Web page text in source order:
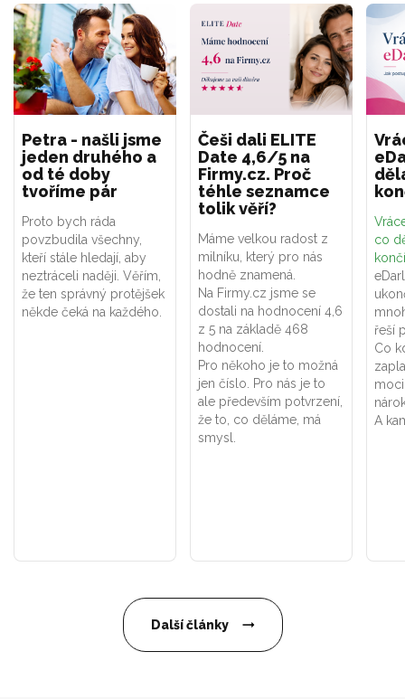
Petra - našli jsme
jeden druhého a
od té doby
tvoříme pár
Proto bych ráda
povzbudila všechny,
kteří stále hledají, aby
neztráceli naději. Věřím,
že ten správný protějšek
někde čeká na každého.
Češi dali ELITE
Date 4,6/5 na
Firmy.cz. Proč
téhle seznamce
tolik věří?
Máme velkou radost z
milníku, který pro nás
hodně znamená.
Na Firmy.cz jsme se
dostali na hodnocení 4,6
z 5 na základě 468
hodnocení.
Pro někoho je to možná
jen číslo. Pro nás je to
ale především potvrzení,
že to, co děláme, má
smysl.
co
řeší
Co
A
Další články